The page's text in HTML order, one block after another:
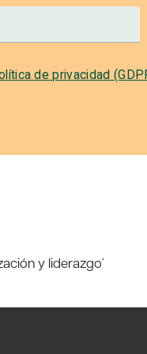
de privacidad
y liderazgo´